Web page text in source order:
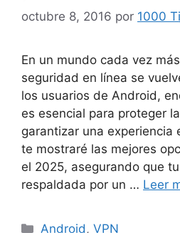
octubre 8, 2016 por 1000
En un mundo cada vez
seguridad en línea se
los usuarios de Android,
es esencial para proteger
garantizar una experiencia
te mostraré las mejores
el 2025, asegurando que
respaldada por un … Leer
Categorías
Android ,VPN